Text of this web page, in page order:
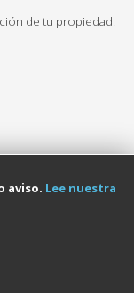
de tu propiedad!
aviso. Lee nuestra